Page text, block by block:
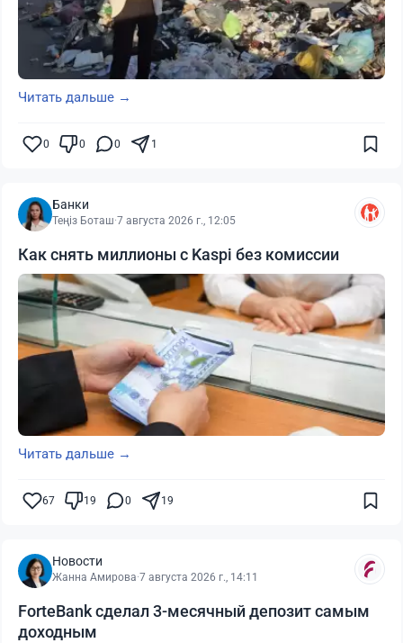
Читать дальше →
0 0 0 1
Банки
Теңіз Боташ·7 августа 2026 г., 12:05
Как снять миллионы с Kaspi без комиссии
Читать дальше →
67 19 0 19
Новости
Жанна Амирова·7 августа 2026 г., 14:11
ForteBank сделал 3-месячный депозит самым
доходным